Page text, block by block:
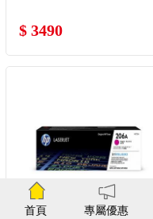
$ 3490
首頁 專屬優惠